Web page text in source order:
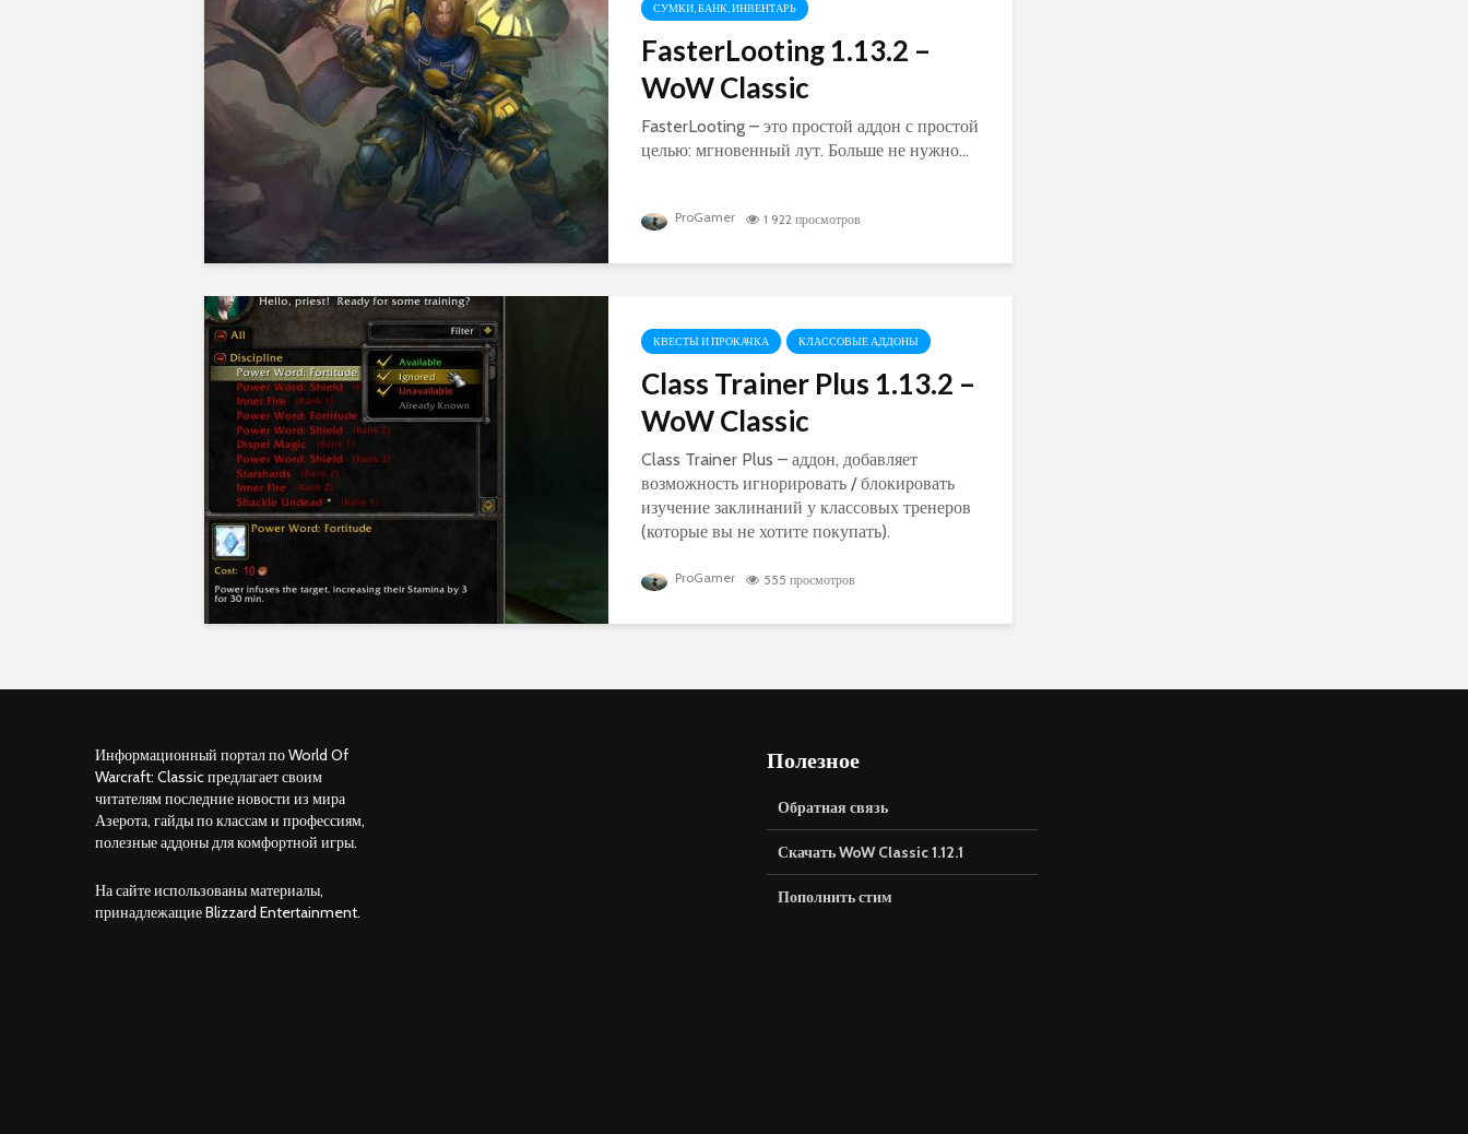
СУМКИ, БАНК, ИНВЕНТАРЬ
FasterLooting 1.13.2 –
WoW Classic
FasterLooting – это простой аддон с простой
целью: мгновенный лут. Больше не нужно...
ProGamer 1 922 просмотров
КВЕСТЫ И ПРОКАЧКА КЛАССОВЫЕ АДДОНЫ
Class Trainer Plus 1.13.2 –
WoW Classic
Class Trainer Plus – аддон, добавляет
возможность игнорировать / блокировать
изучение заклинаний у классовых тренеров
(которые вы не хотите покупать).
ProGamer 555 просмотров
Информационный портал по World Of
Warcraft: Classic предлагает своим
читателям последние новости из мира
Азерота, гайды по классам и профессиям,
полезные аддоны для комфортной игры.
На сайте использованы материалы,
принадлежащие Blizzard Entertainment.
Полезное
Обратная связь
Скачать WoW Classic 1.12.1
Пополнить стим